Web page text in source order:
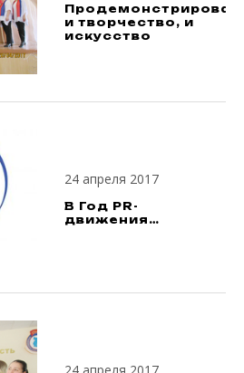
и творчество, и
искусство
24 апреля 2017
В Год PR-
движения…